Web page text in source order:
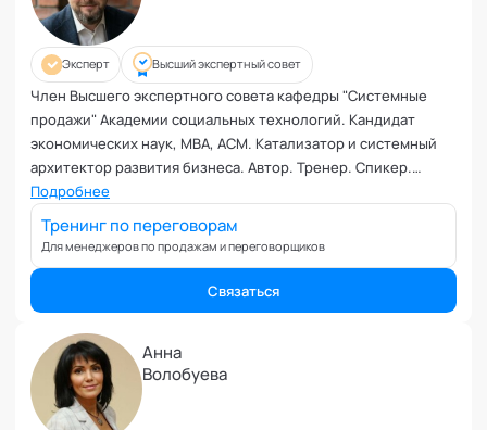
Командное лидерство
Коммуникационная стратегия
Коммуникация в команде
Корпоративная антропология
Коучинг команд
Кризисы
Маркетинговые и PR коммуникации
Невроз
Обучение и образовательные программы
Ораторское искусство
Эксперт Высший экспертный совет
Член Высшего экспертного совета кафедры "Системные
продажи" Академии социальных технологий. Кандидат
экономических наук, МВА, ACM. Катализатор и системный
архитектор развития бизнеса. Автор. Тренер. Спикер.
Консультант.
Подробнее
Тренинг по переговорам
Для менеджеров по продажам и переговорщиков
Связаться
Анна
Волобуева